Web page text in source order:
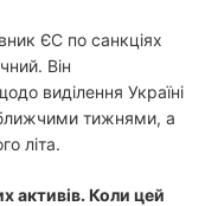
ЄС по санкціях
Він
виділення Україні
тижнями, а
літа.
активів. Коли цей